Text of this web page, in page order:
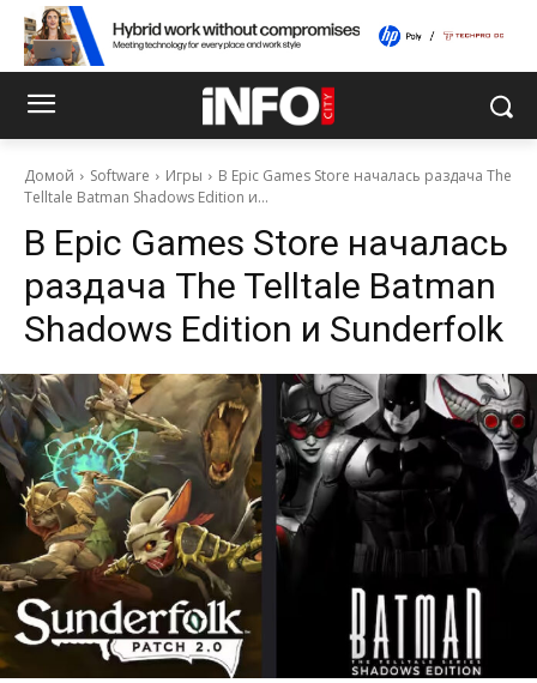
Домой Software Игры
В Epic Games Store началась раздача The
Telltale Batman Shadows Edition и...
В Epic Games Store началась
раздача The Telltale Batman
Shadows Edition и Sunderfolk